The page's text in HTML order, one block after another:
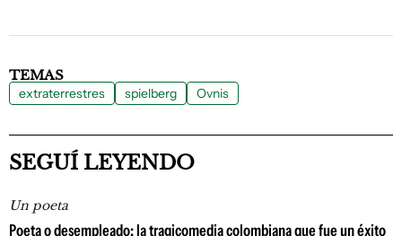
TEMAS
extraterrestres spielberg Ovnis
SEGUÍ LEYENDO
Un poeta
Poeta o desempleado: la tragicomedia colombiana que fue un éxito